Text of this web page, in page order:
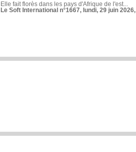
Elle fait florès dans les pays d'Afrique de l'est...
Le Soft International n°1667, lundi, 29 juin